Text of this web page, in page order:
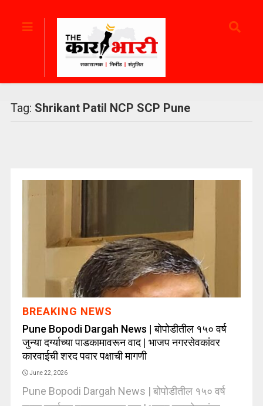
Tag: Shrikant Patil NCP SCP Pune
BREAKING NEWS
Pune Bopodi Dargah News | बोपोडीतील १५० वर्ष
जुन्या दर्ग्याच्या पाडकामावरून वाद | भाजप नगरसेवकांवर
कारवाईची शरद पवार पक्षाची मागणी
June 22, 2026
Pune Bopodi Dargah News | बोपोडीतील १५० वर्ष